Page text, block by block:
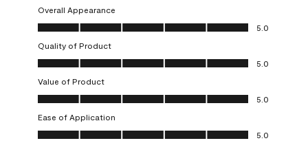
Overall Appearance
Overall Appearance, 5.0 out of 5
5.0
Quality of Product
Quality of Product, 5.0 out of 5
5.0
Value of Product
Value of Product, 5.0 out of 5
5.0
Ease of Application
Ease of Application, 5.0 out of 5
5.0